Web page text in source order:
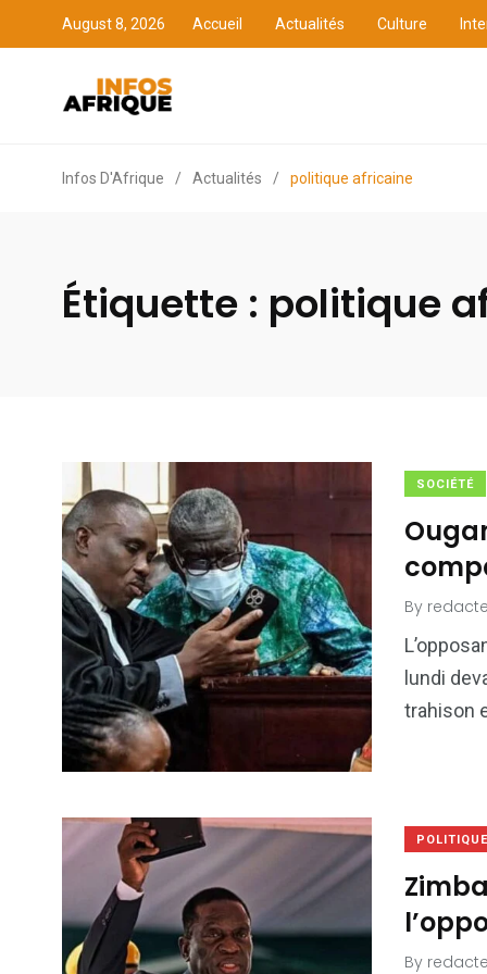
August 8, 2026 Accueil Actualités Culture
Infos D'Afrique / Actualités / politique africaine
Étiquette : politique
SOCIÉTÉ
By
lundi
trahison
POLITIQUE
By